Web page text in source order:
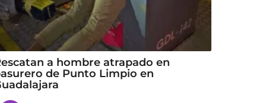
a hombre atrapado en
de Punto Limpio en